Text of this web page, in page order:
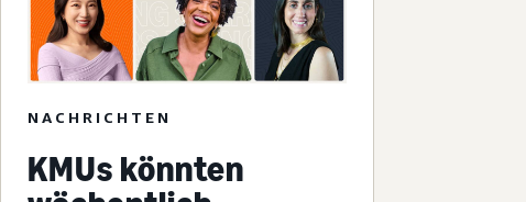
NACHRICHTEN
KMUs könnten